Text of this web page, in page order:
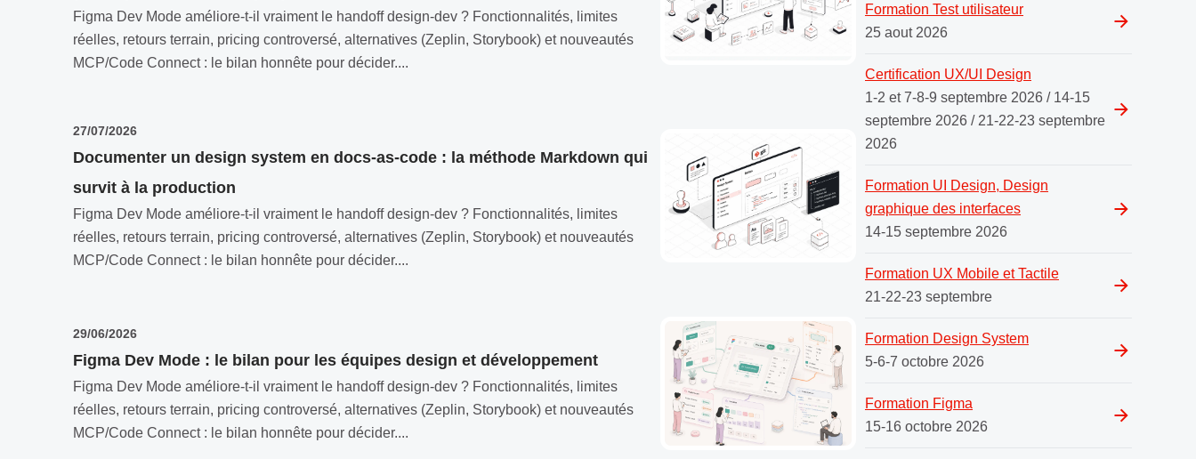
Figma Dev Mode améliore-t-il vraiment le handoff design-dev ? Fonctionnalités, limites
réelles, retours terrain, pricing controversé, alternatives (Zeplin, Storybook) et nouveautés
MCP/Code Connect : le bilan honnête pour décider....
27/07/2026
Documenter un design system en docs-as-code : la méthode Markdown qui
survit à la production
Figma Dev Mode améliore-t-il vraiment le handoff design-dev ? Fonctionnalités, limites
réelles, retours terrain, pricing controversé, alternatives (Zeplin, Storybook) et nouveautés
MCP/Code Connect : le bilan honnête pour décider....
29/06/2026
Figma Dev Mode : le bilan pour les équipes design et développement
Figma Dev Mode améliore-t-il vraiment le handoff design-dev ? Fonctionnalités, limites
réelles, retours terrain, pricing controversé, alternatives (Zeplin, Storybook) et nouveautés
MCP/Code Connect : le bilan honnête pour décider....
Formation Test utilisateur
25 aout 2026
Certification UX/UI Design
1-2 et 7-8-9 septembre 2026 / 14-15
septembre 2026 / 21-22-23 septembre
2026
Formation UI Design, Design
graphique des interfaces
14-15 septembre 2026
Formation UX Mobile et Tactile
21-22-23 septembre
Formation Design System
5-6-7 octobre 2026
Formation Figma
15-16 octobre 2026